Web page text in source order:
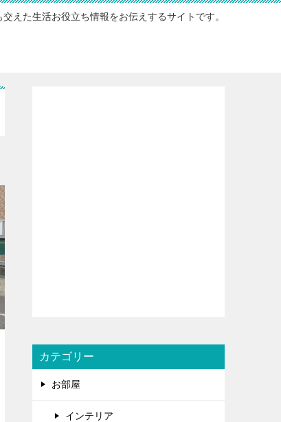
えた生活お役立ち情報をお伝えするサイトです。
カテゴリー
お部屋
インテリア